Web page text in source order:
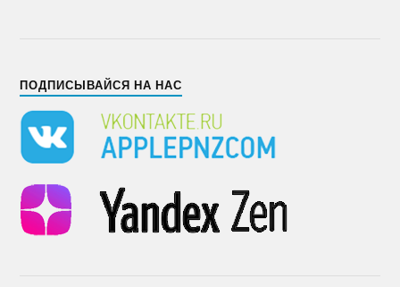
ПОДПИСЫВАЙСЯ НА НАС